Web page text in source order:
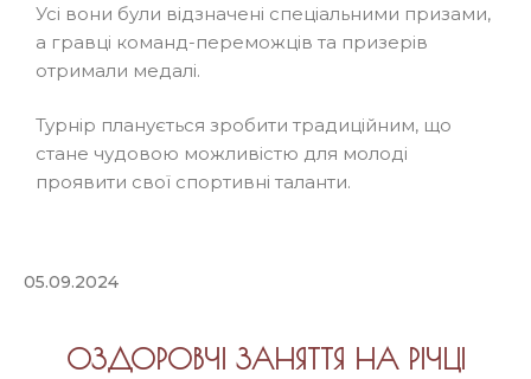
Усі вони були відзначені спеціальними призами,
а гравці команд-переможців та призерів
отримали медалі.
Турнір планується зробити традиційним, що
стане чудовою можливістю для молоді
проявити свої спортивні таланти.
05.09.2024
ОЗДОРОВЧІ ЗАНЯТТЯ НА РІЧЦІ